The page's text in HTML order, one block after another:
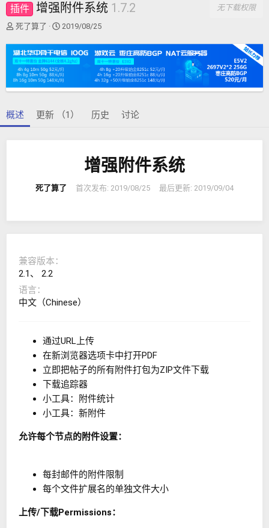
插件 增强附件系统 1.7.2
无下载权限
作
死了算了
创
日
期
2019/08/25
概述 更新 （1） 历史 讨论
增强附件系统
死了算了 首次发布: 2019/08/25 最后更新: 2019/09/04
兼容版本
2.1
2.2
语言
中文（Chinese）
通过URL上传
在新浏览器选项卡中打开PDF
立即把帖子的所有附件打包为ZIP文件下载
下载追踪器
小工具：附件统计
小工具：新附件
允许每个节点的附件设置：
每封邮件的附件限制
每个文件扩展名的单独文件大小
上传/下载Permissions：